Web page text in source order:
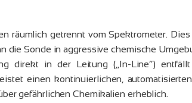
räumlich getrennt vom Spektrometer.
die Sonde in aggressive chemische
direkt in der Leitung („In-Line“)
einen kontinuierlichen,
gefährlichen Chemikalien erheblich.